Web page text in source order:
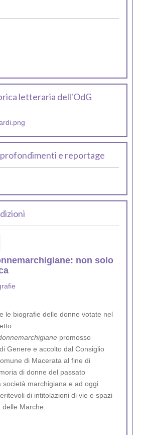
letteraria dell'OdG
e reportage
non solo
le biografie delle donne votate nel
promosso
Genere e accolto dal Consiglio
di Macerata al fine di
di donne del passato
società marchigiana e ad oggi
di intitolazioni di vie e spazi
delle Marche.